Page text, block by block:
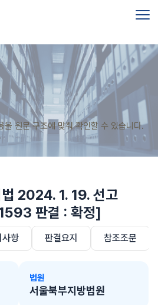
을 원문 구조에 맞춰 확인할 수 있습니다.
2024. 1. 19. 선고
판결 : 확정]
사항 판결요지 참조조문
법원
서울북부지방법원